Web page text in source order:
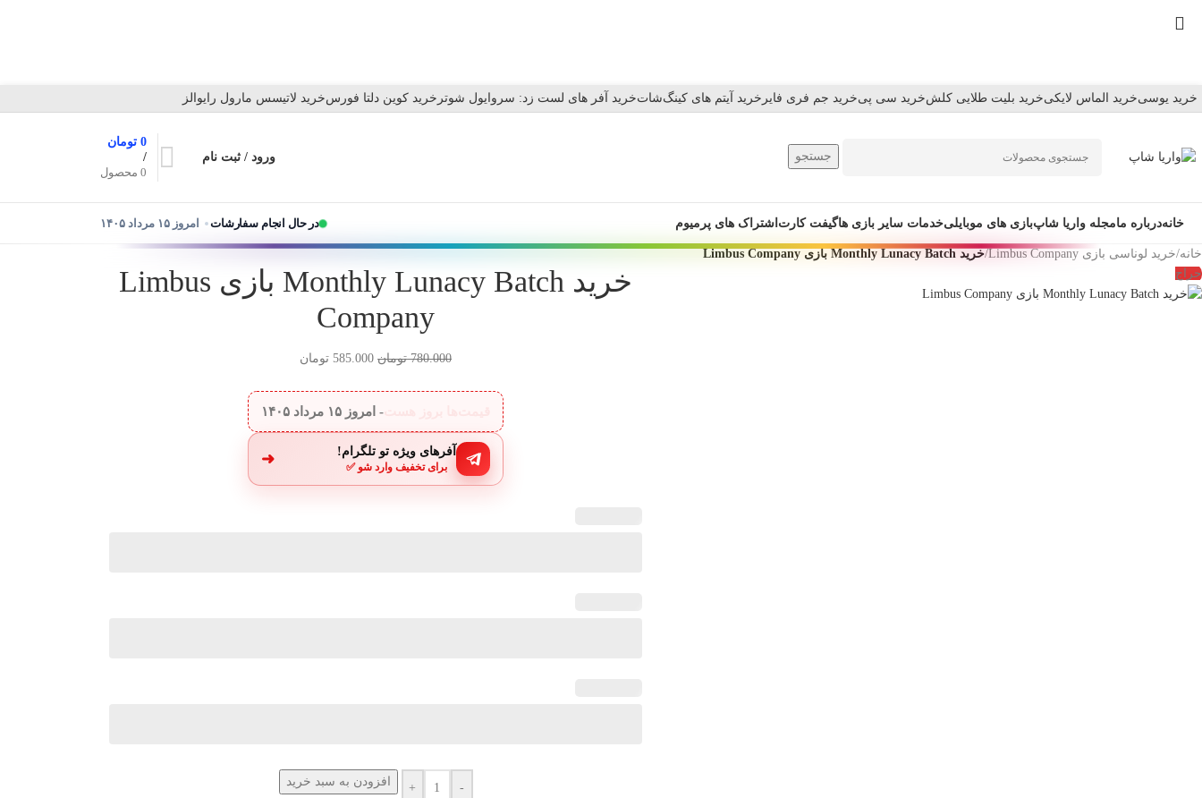
main
خرید یوسیخرید الماس لایکیخرید بلیت طلایی کلشخرید سی پیخرید جم فری فایر خرید آیتم های کینگ‌شاتخرید آفر های لست زد: سروایول شوتر خرید کوین دلتا فورسخرید لاتیسس مارول رایوالز
جستجو
ورود / ثبت نام
0 محصول
/
0 تومان
خانهدرباره مامجله واریا شاپبازی های موبایلیخدمات سایر بازی هاگیفت کارت اشتراک های پرمیوم در حال انجام سفارشات امروز ۱۵ مرداد ۱۴۰۵
خانه/خرید لونا‌سی بازی Limbus Company /خرید Monthly Lunacy Batch بازی Limbus Company
حراج
خرید Monthly Lunacy Batch بازی Limbus
Company
780.000 تومان 585.000 تومان
- امروز ۱۵ مرداد ۱۴۰۵
آفرهای ویژه تو تلگرام!
برای تخفیف وارد شو ✅ ➜
-
+ افزودن به سبد خرید